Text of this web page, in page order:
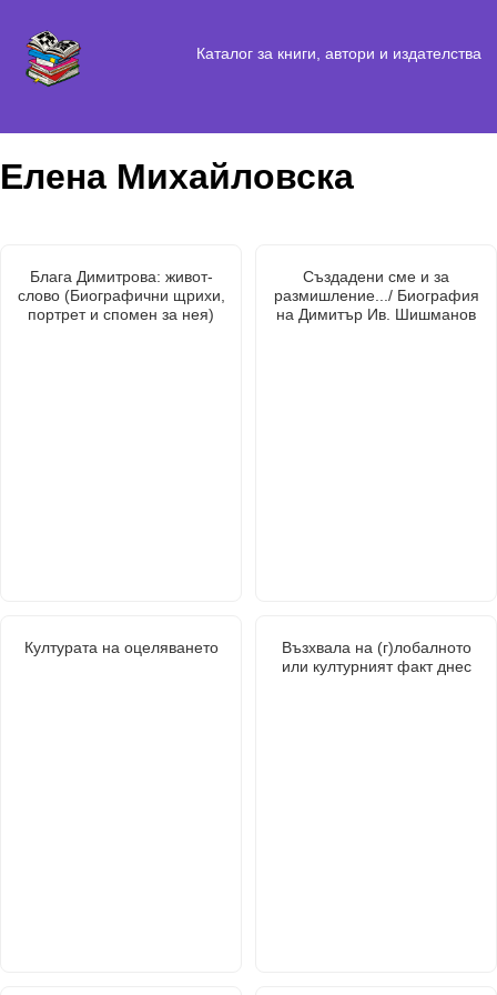
Каталог за книги, автори и издателства
Елена Михайловска
Блага Димитрова: живот-
слово (Биографични щрихи,
портрет и спомен за нея)
Създадени сме и за
размишление.../ Биография
на Димитър Ив. Шишманов
Културата на оцеляването
Възхвала на (г)лобалното
или културният факт днес